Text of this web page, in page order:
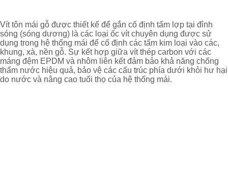
Vít tôn mái gỗ được thiết kế để gắn cố định tấm lợp tại đỉnh
sóng (sóng dương) là các loại ốc vít chuyên dụng được sử
dụng trong hệ thống mái để cố định các tấm kim loại vào các,
khung, xà, nền gỗ. Sự kết hợp giữa vít thép carbon với các
máng đệm EPDM và nhôm liên kết đảm bảo khả năng chống
thấm nước hiệu quả, bảo vệ các cấu trúc phía dưới khỏi hư hại
do nước và nâng cao tuổi thọ của hệ thống mái.